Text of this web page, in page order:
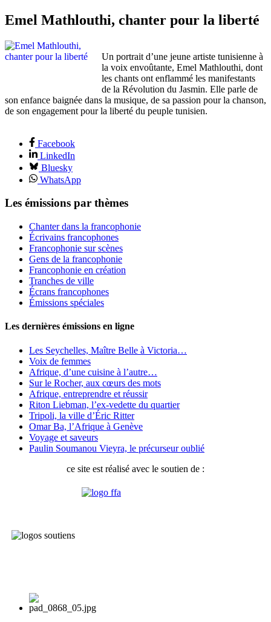
Emel Mathlouthi, chanter pour la liberté
Un portrait d’une jeune artiste tunisienne à
la voix envoûtante, Emel Mathlouthi, dont
les chants ont enflammé les manifestants
de la Révolution du Jasmin. Elle parle de
son enfance baignée dans la musique, de sa passion pour la chanson,
de son engagement pour la liberté du peuple tunisien.
Facebook
LinkedIn
Bluesky
WhatsApp
Les émissions par thèmes
Chanter dans la francophonie
Écrivains francophones
Francophonie sur scènes
Gens de la francophonie
Francophonie en création
Tranches de ville
Écrans francophones
Émissions spéciales
Les dernières émissions en ligne
Les Seychelles, Maître Belle à Victoria…
Voix de femmes
Afrique, d’une cuisine à l’autre…
Sur le Rocher, aux cœurs des mots
Afrique, entreprendre et réussir
Riton Liebman, l’ex-vedette du quartier
Tripoli, la ville d’Éric Ritter
Omar Ba, l’Afrique à Genève
Voyage et saveurs
Paulin Soumanou Vieyra, le précurseur oublié
ce site est réalisé avec le soutien de :